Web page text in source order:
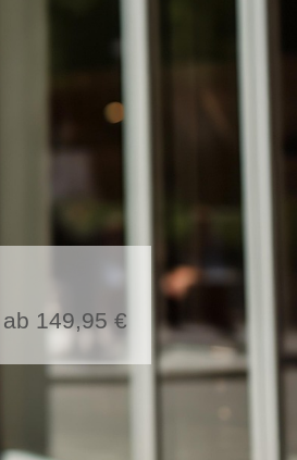
149,95 €